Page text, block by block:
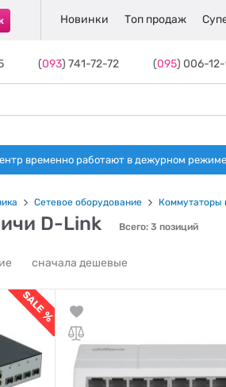
Новинки Топ продаж
(093) 741-72-72 (095) 006-
временно работают в дежурном режиме:
Сетевое оборудование Коммутаторы
D-Link Всего: 3 позиций
сначала дешевые